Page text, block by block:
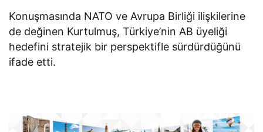
Konuşmasında NATO ve Avrupa Birliği ilişkilerine
de değinen Kurtulmuş, Türkiye’nin AB üyeliği
hedefini stratejik bir perspektifle sürdürdüğünü
ifade etti.